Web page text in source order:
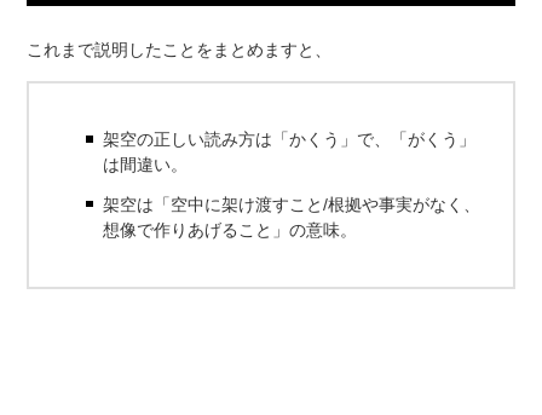
これまで説明したことをまとめますと、
架空の正しい読み方は「かくう」で、「がくう」
は間違い。
架空は「空中に架け渡すこと/根拠や事実がなく、
想像で作りあげること」の意味。